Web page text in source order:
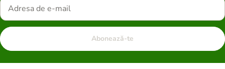
Abonează-te